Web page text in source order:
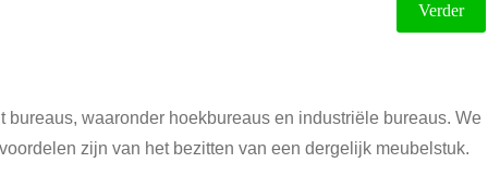
waaronder hoekbureaus en industriële bureaus. We
zijn van het bezitten van een dergelijk meubelstuk.
Verder